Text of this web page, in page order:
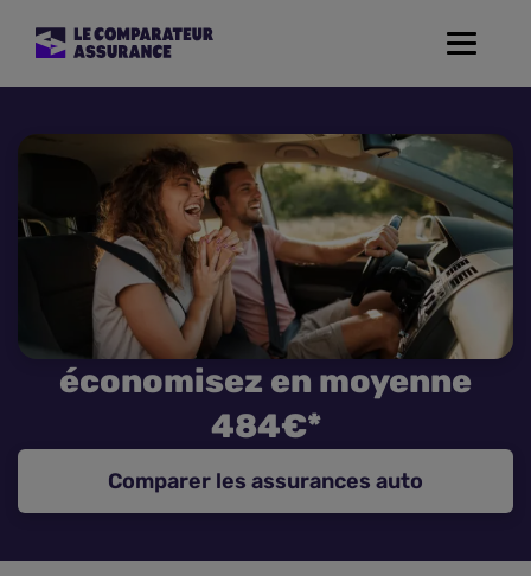
Toggle
Mutuelle Santé
Assurance Moto
Assurance Habitation
Assurance de prêt
Prévoyance
Assurance Animaux
économisez en moyenne
484€*
Comparer les assurances auto